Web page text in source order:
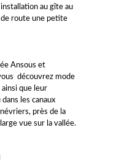
au gîte au
route une petite
Ansous et
découvrez mode
que leur
les canaux
près de la
vue sur la vallée.